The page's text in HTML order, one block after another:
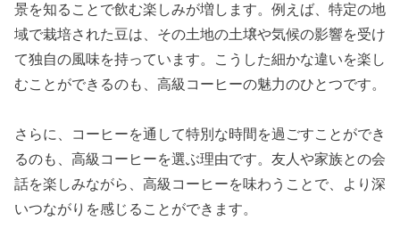
景を知ることで飲む楽しみが増します。例えば、特定の地
域で栽培された豆は、その土地の土壌や気候の影響を受け
て独自の風味を持っています。こうした細かな違いを楽し
むことができるのも、高級コーヒーの魅力のひとつです。
さらに、コーヒーを通して特別な時間を過ごすことができ
るのも、高級コーヒーを選ぶ理由です。友人や家族との会
話を楽しみながら、高級コーヒーを味わうことで、より深
いつながりを感じることができます。